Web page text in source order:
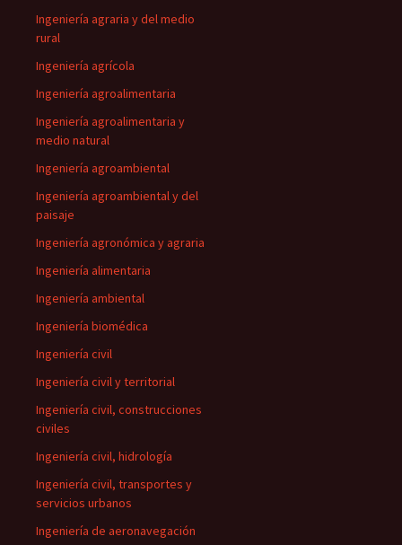
Ingeniería agraria y del medio
rural
Ingeniería agrícola
Ingeniería agroalimentaria
Ingeniería agroalimentaria y
medio natural
Ingeniería agroambiental
Ingeniería agroambiental y del
paisaje
Ingeniería agronómica y agraria
Ingeniería alimentaria
Ingeniería ambiental
Ingeniería biomédica
Ingeniería civil
Ingeniería civil y territorial
Ingeniería civil, construcciones
civiles
Ingeniería civil, hidrología
Ingeniería civil, transportes y
servicios urbanos
Ingeniería de aeronavegación